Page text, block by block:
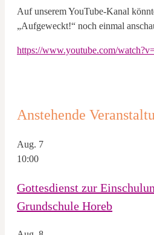
Auf unserem YouTube-Kanal
„Aufgeweckt!“ noch einmal
https://www.youtube.com/
Anstehende
Aug. 7
10:00
Gottesdienst zur
Grundschule Horeb